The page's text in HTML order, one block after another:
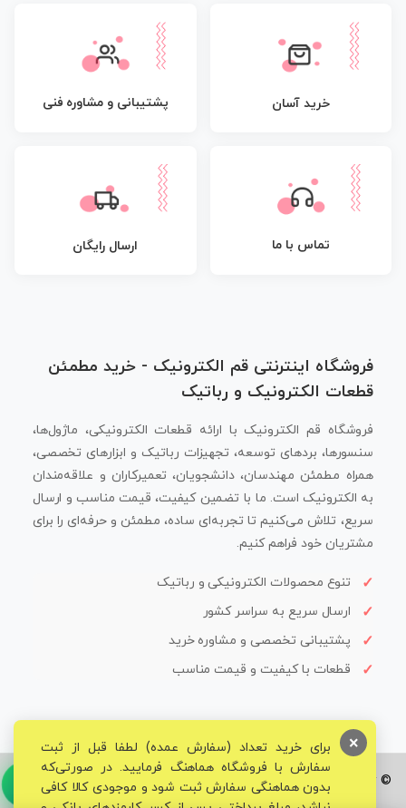
خرید آسان پشتیبانی و مشاوره فنی
تماس با ما ارسال رایگان
فروشگاه اینترنتی قم الکترونیک - خرید مطمئن
قطعات الکترونیک و رباتیک
فروشگاه قم الکترونیک با ارائه قطعات الکترونیکی، ماژول‌ها،
سنسورها، بردهای توسعه، تجهیزات رباتیک و ابزارهای تخصصی،
همراه مطمئن مهندسان، دانشجویان، تعمیرکاران و علاقه‌مندان
به الکترونیک است. ما با تضمین کیفیت، قیمت مناسب و ارسال
سریع، تلاش می‌کنیم تا تجربه‌ای ساده، مطمئن و حرفه‌ای را برای
مشتریان خود فراهم کنیم.
تنوع محصولات الکترونیکی و رباتیک
ارسال سریع به سراسر کشور
پشتیبانی تخصصی و مشاوره خرید
قطعات با کیفیت و قیمت مناسب
© تمامی حقوق برای فروشگاه تخصصی قم الکترونیک محفوظ می‌باشد.
برای خرید تعداد (سفارش عمده) لطفا قبل از ثبت
سفارش با فروشگاه هماهنگ فرمایید. در صورتی‌که
بدون هماهنگی سفارش ثبت شود و موجودی کالا کافی
×